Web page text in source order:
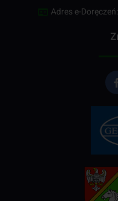
Adres e-